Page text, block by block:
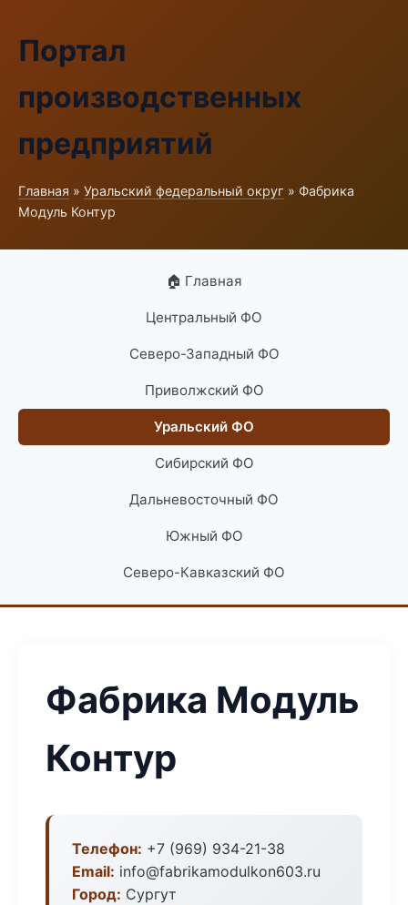
Портал
производственных
предприятий
Главная » Уральский федеральный округ » Фабрика
Модуль Контур
🏠 Главная
Центральный ФО
Северо-Западный ФО
Приволжский ФО
Уральский ФО
Сибирский ФО
Дальневосточный ФО
Южный ФО
Северо-Кавказский ФО
Фабрика Модуль
Контур
Телефон: +7 (969) 934-21-38
Email: info@fabrikamodulkon603.ru
Город: Сургут